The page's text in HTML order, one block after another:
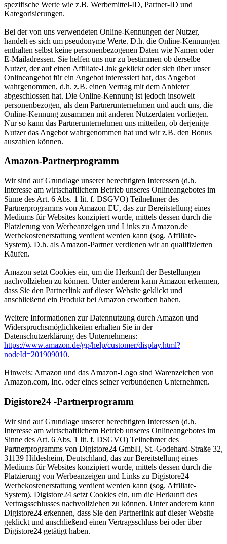
spezifische Werte wie z.B. Werbemittel-ID, Partner-ID und
Kategorisierungen.
Bei der von uns verwendeten Online-Kennungen der Nutzer,
handelt es sich um pseudonyme Werte. D.h. die Online-Kennungen
enthalten selbst keine personenbezogenen Daten wie Namen oder
E-Mailadressen. Sie helfen uns nur zu bestimmen ob derselbe
Nutzer, der auf einen Affiliate-Link geklickt oder sich über unser
Onlineangebot für ein Angebot interessiert hat, das Angebot
wahrgenommen, d.h. z.B. einen Vertrag mit dem Anbieter
abgeschlossen hat. Die Online-Kennung ist jedoch insoweit
personenbezogen, als dem Partnerunternehmen und auch uns, die
Online-Kennung zusammen mit anderen Nutzerdaten vorliegen.
Nur so kann das Partnerunternehmen uns mitteilen, ob derjenige
Nutzer das Angebot wahrgenommen hat und wir z.B. den Bonus
auszahlen können.
Amazon-Partnerprogramm
Wir sind auf Grundlage unserer berechtigten Interessen (d.h.
Interesse am wirtschaftlichem Betrieb unseres Onlineangebotes im
Sinne des Art. 6 Abs. 1 lit. f. DSGVO) Teilnehmer des
Partnerprogramms von Amazon EU, das zur Bereitstellung eines
Mediums für Websites konzipiert wurde, mittels dessen durch die
Platzierung von Werbeanzeigen und Links zu Amazon.de
Werbekostenerstattung verdient werden kann (sog. Affiliate-
System). D.h. als Amazon-Partner verdienen wir an qualifizierten
Käufen.
Amazon setzt Cookies ein, um die Herkunft der Bestellungen
nachvollziehen zu können. Unter anderem kann Amazon erkennen,
dass Sie den Partnerlink auf dieser Website geklickt und
anschließend ein Produkt bei Amazon erworben haben.
Weitere Informationen zur Datennutzung durch Amazon und
Widerspruchsmöglichkeiten erhalten Sie in der
Datenschutzerklärung des Unternehmens:
https://www.amazon.de/gp/help/customer/display.html?
nodeId=201909010.
Hinweis: Amazon und das Amazon-Logo sind Warenzeichen von
Amazon.com, Inc. oder eines seiner verbundenen Unternehmen.
Digistore24 -Partnerprogramm
Wir sind auf Grundlage unserer berechtigten Interessen (d.h.
Interesse am wirtschaftlichem Betrieb unseres Onlineangebotes im
Sinne des Art. 6 Abs. 1 lit. f. DSGVO) Teilnehmer des
Partnerprogramms von Digistore24 GmbH, St.-Godehard-Straße 32,
31139 Hildesheim, Deutschland, das zur Bereitstellung eines
Mediums für Websites konzipiert wurde, mittels dessen durch die
Platzierung von Werbeanzeigen und Links zu Digistore24
Werbekostenerstattung verdient werden kann (sog. Affiliate-
System). Digistore24 setzt Cookies ein, um die Herkunft des
Vertragsschlusses nachvollziehen zu können. Unter anderem kann
Digistore24 erkennen, dass Sie den Partnerlink auf dieser Website
geklickt und anschließend einen Vertragsschluss bei oder über
Digistore24 getätigt haben.